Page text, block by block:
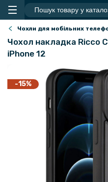
Чохли для мобільних
Чохол накладка Ricco
iPhone 12
-15%